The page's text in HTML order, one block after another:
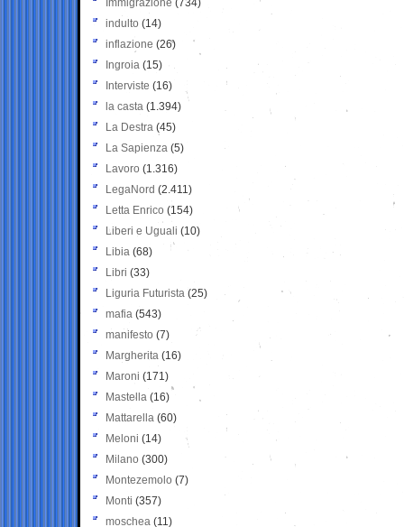
Immigrazione (734)
indulto (14)
inflazione (26)
Ingroia (15)
Interviste (16)
la casta (1.394)
La Destra (45)
La Sapienza (5)
Lavoro (1.316)
LegaNord (2.411)
Letta Enrico (154)
Liberi e Uguali (10)
Libia (68)
Libri (33)
Liguria Futurista (25)
mafia (543)
manifesto (7)
Margherita (16)
Maroni (171)
Mastella (16)
Mattarella (60)
Meloni (14)
Milano (300)
Montezemolo (7)
Monti (357)
moschea (11)